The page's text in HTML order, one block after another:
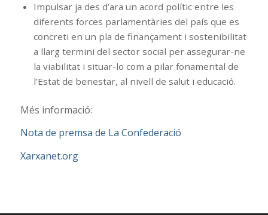
Impulsar ja des d’ara un acord polític entre les
diferents forces parlamentàries del país que es
concreti en un pla de finançament i sostenibilitat
a llarg termini del sector social per assegurar-ne
la viabilitat i situar-lo com a pilar fonamental de
l’Estat de benestar, al nivell de salut i educació.
Més informació:
Nota de premsa de La Confederació
Xarxanet.org